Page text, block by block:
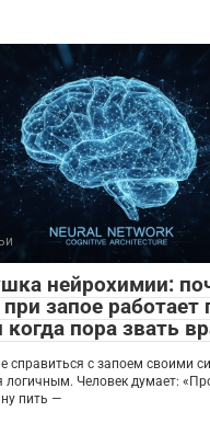
нейрохимии:
запое работает
когда пора звать
справиться с запоем своими
логичным. Человек думает:
пить —